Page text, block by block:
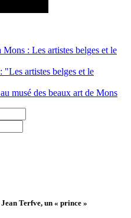
: Les artistes belges et le
"Les artistes belges et le
musé des beaux art de Mons
Terfve, un « prince »